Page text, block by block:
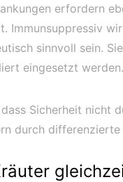
erfordern
Immunsuppressiv
sinnvoll sein.
eingesetzt werden.
Sicherheit nicht
durch differenzierte